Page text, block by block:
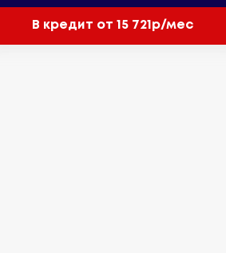
В кредит от 15 721р/мес